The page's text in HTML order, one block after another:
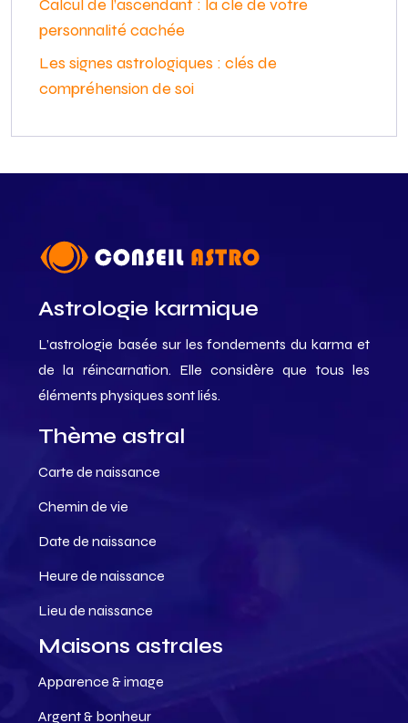
Calcul de l’ascendant : la clé de votre
personnalité cachée
Les signes astrologiques : clés de
compréhension de soi
Astrologie karmique
L’astrologie basée sur les fondements du karma et
de la réincarnation. Elle considère que tous les
éléments physiques sont liés.
Thème astral
Carte de naissance
Chemin de vie
Date de naissance
Heure de naissance
Lieu de naissance
Maisons astrales
Apparence & image
Argent & bonheur